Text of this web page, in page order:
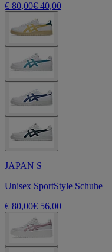
€ 80,00€ 40,00
JAPAN S
Unisex SportStyle Schuhe
€ 80,00€ 56,00